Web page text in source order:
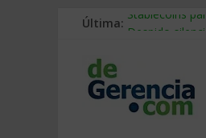
Última: Stablecoins
Trabajo
Mercado